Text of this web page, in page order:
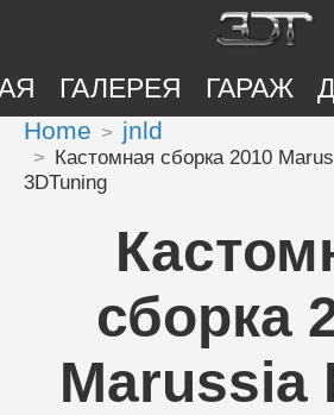
ГАЛЕРЕЯ ГАРАЖ
Home jnld
Кастомная сборка 2010
3DTuning
сборка
Marussia